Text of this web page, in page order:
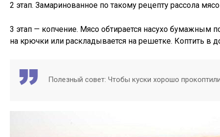
2 этап. Замаринованное по такому рецепту рассола
3 этап — копчение. Мясо обтирается насухо бумажным
на крючки или раскладывается на решетке. Коптить в
Полезный совет: Чтобы куски хорошо